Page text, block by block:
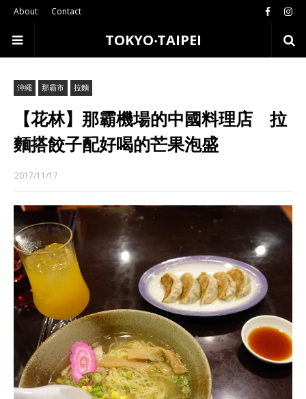
About Contact
TOKYO‧TAIPEI
沖繩 那霸市 拉麵
【花林】那霸機場的中國料理店 拉
麵搭餃子配好喝的芒果泡盛
2017/11/17